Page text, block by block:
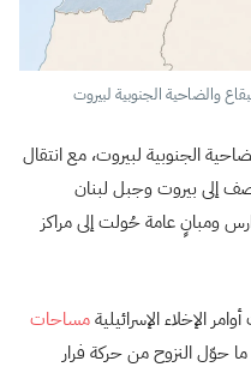
والضاحية الجنوبية لبيروت
الجنوبية لبيروت، مع انتقال
إلى بيروت وجبل لبنان
ومبانٍ عامة حُولت إلى مراكز
الإخلاء الإسرائيليةمساحات
ما حوّل النزوح من حركة فرار